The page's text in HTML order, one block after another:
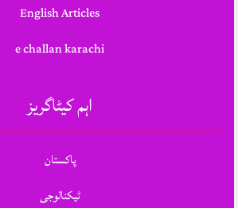
English Articles
e challan karachi
اہم کیٹاگریز
پاکستان
ٹیکنالوجی